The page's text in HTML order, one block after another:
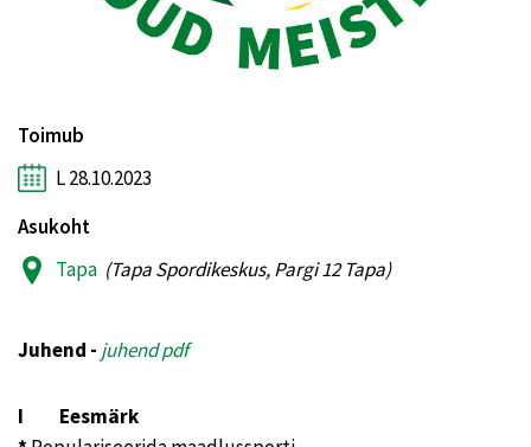
Toimub
L 28.10.2023
Asukoht
Tapa (Tapa Spordikeskus, Pargi 12 Tapa)
Juhend - juhend pdf
I Eesmärk